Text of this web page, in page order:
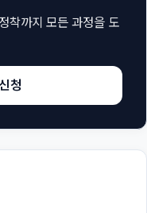
착까지 모든 과정을 도
청